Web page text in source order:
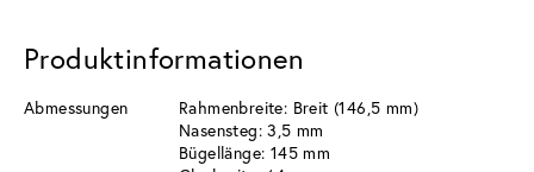
Produktinformationen
Abmessungen
Rahmenbreite: Breit (146,5 mm)
Nasensteg: 3,5 mm
Bügellänge: 145 mm